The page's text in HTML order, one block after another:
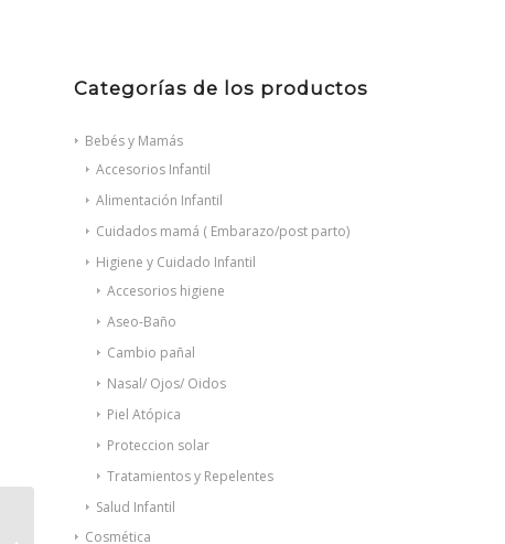
Categorías de los productos
Bebés y Mamás
Accesorios Infantil
Alimentación Infantil
Cuidados mamá ( Embarazo/post parto)
Higiene y Cuidado Infantil
Accesorios higiene
Aseo-Baño
Cambio pañal
Nasal/ Ojos/ Oidos
Piel Atópica
Proteccion solar
Tratamientos y Repelentes
Salud Infantil
Cosmética